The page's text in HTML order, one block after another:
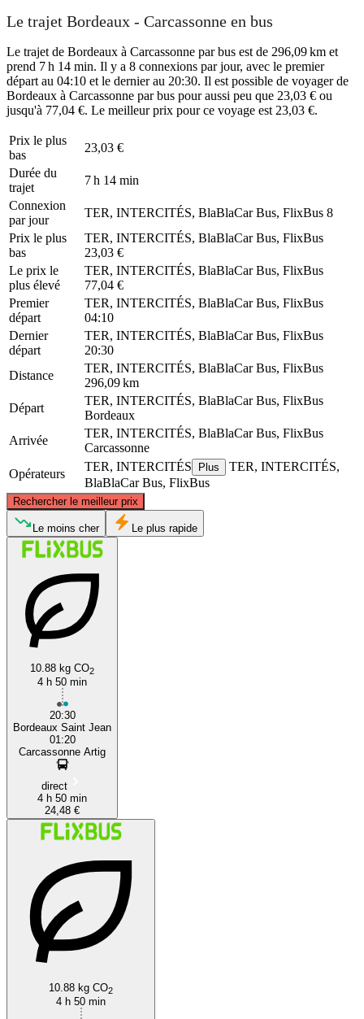
Le trajet Bordeaux - Carcassonne en bus
Le trajet de Bordeaux à Carcassonne par bus est de 296,09 km et
prend 7 h 14 min. Il y a 8 connexions par jour, avec le premier
départ au 04:10 et le dernier au 20:30. Il est possible de voyager de
Bordeaux à Carcassonne par bus pour aussi peu que 23,03 € ou
jusqu'à 77,04 €. Le meilleur prix pour ce voyage est 23,03 €.
Prix ​​le plus
bas
23,03 €
Durée du
trajet
7 h 14 min
Connexion
par jour
TER, INTERCITÉS, BlaBlaCar Bus, FlixBus 8
Prix ​​le plus
bas
TER, INTERCITÉS, BlaBlaCar Bus, FlixBus
23,03 €
Le prix le
plus élevé
TER, INTERCITÉS, BlaBlaCar Bus, FlixBus
77,04 €
Premier
départ
TER, INTERCITÉS, BlaBlaCar Bus, FlixBus
04:10
Dernier
départ
TER, INTERCITÉS, BlaBlaCar Bus, FlixBus
20:30
Distance
TER, INTERCITÉS, BlaBlaCar Bus, FlixBus
296,09 km
Départ
TER, INTERCITÉS, BlaBlaCar Bus, FlixBus
Bordeaux
Arrivée
TER, INTERCITÉS, BlaBlaCar Bus, FlixBus
Carcassonne
Opérateurs
TER, INTERCITÉS Plus
TER, INTERCITÉS,
BlaBlaCar Bus, FlixBus
Rechercher le meilleur prix
Bordeaux
©CARTO
Le moins cher Le plus rapide
10.88 kg CO2
4 h 50 min
20:30
Bordeaux Saint Jean
01:20
Carcassonne Artig
direct
4 h 50 min
24,48 €
10.88 kg CO2
4 h 50 min